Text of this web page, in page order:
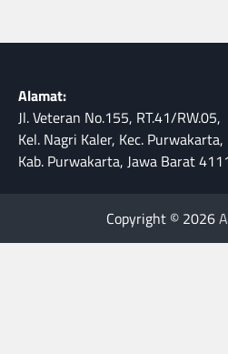
Alamat:
Jl. Veteran No.155, RT.41/RW.05,
Kel. Nagri Kaler, Kec. Purwakarta,
Kab. Purwakarta, Jawa Barat
Copyright © 2026